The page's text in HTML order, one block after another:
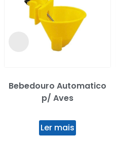
Bebedouro Automatico
p/ Aves
Ler mais